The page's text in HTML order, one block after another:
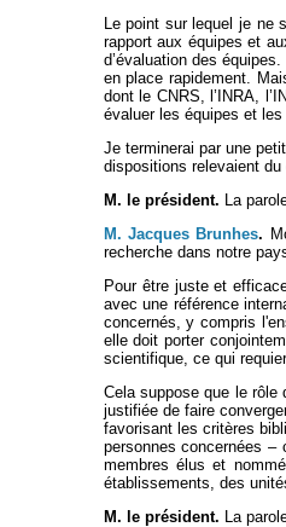
Le point sur lequel je ne
rapport aux équipes et
d’évaluation des
en place rapidement.
dont le CNRS, l’INRA,
évaluer les équipes et les
Je terminerai par une
dispositions relevaient
M. le président. La
M. Jacques Brunhes.
recherche dans notre
Pour être juste et
avec une référence
concernés, y compris
elle doit porter
scientifique, ce qui
Cela suppose que le
justifiée de faire
favorisant les critères
personnes concernées
membres élus et
établissements, des
M. le président. La